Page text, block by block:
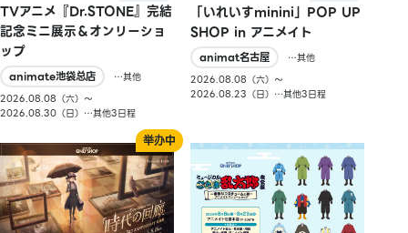
TVアニメ『Dr.STONE』完結
記念ミニ展示＆オンリーショ
ップ
animate池袋总店
…其他
2026.08.08（六）〜
2026.08.30（日）…其他3日程
「いれいすminini」POP UP
SHOP in アニメイト
animat名古屋
…其他
2026.08.08（六）〜
2026.08.23（日）…其他3日程